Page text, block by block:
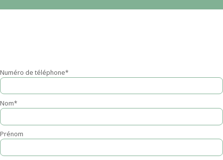
Numéro de téléphone*
Nom*
Prénom